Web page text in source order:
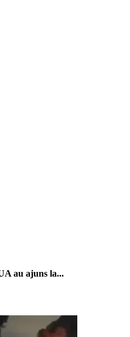
au ajuns la...